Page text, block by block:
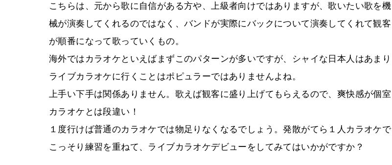
こちらは、元から歌に自信がある方や、上級者向けではありますが、歌いたい歌を機
械が演奏してくれるのではなく、バンドが実際にバックについて演奏してくれて観客
が順番になって歌っていくもの。
海外ではカラオケといえばまずこのパターンが多いですが、シャイな日本人はあまり
ライブカラオケに行くことはポピュラーではありませんよね。
上手い下手は関係ありません。歌えば観客に盛り上げてもらえるので、爽快感が個室
カラオケとは段違い！
１度行けば普通のカラオケでは物足りなくなるでしょう。発散がてら１人カラオケで
こっそり練習を重ねて、ライブカラオケデビューをしてみてはいかがですか？